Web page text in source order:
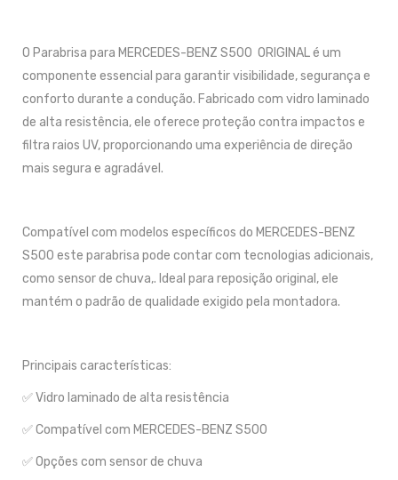
O Parabrisa para MERCEDES-BENZ S500 ORIGINAL é um
componente essencial para garantir visibilidade, segurança e
conforto durante a condução. Fabricado com vidro laminado
de alta resistência, ele oferece proteção contra impactos e
filtra raios UV, proporcionando uma experiência de direção
mais segura e agradável.
Compatível com modelos específicos do MERCEDES-BENZ
S500 este parabrisa pode contar com tecnologias adicionais,
como sensor de chuva,. Ideal para reposição original, ele
mantém o padrão de qualidade exigido pela montadora.
Principais características:
✅ Vidro laminado de alta resistência
✅ Compatível com MERCEDES-BENZ S500
✅ Opções com sensor de chuva